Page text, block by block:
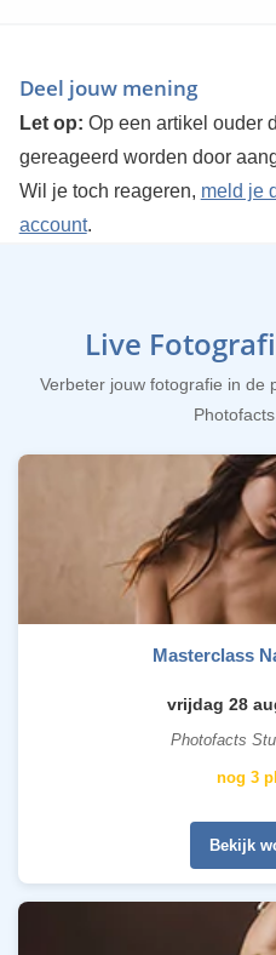
Deel jouw mening
Let op: Op een artikel ouder
gereageerd worden door
Wil je toch reageren, meld je
account.
Live
Verbeter jouw fotografie in de
Masterclass
vrijdag 28
Photofacts
nog 3
Bekijk